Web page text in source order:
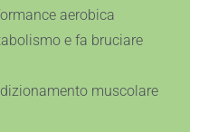
aerobica
e fa bruciare
muscolare